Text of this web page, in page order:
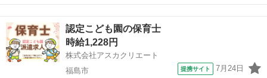
園にて 6時間～勤務できる 保育士と幼稚園教諭のお資格がある方を 募
集しています。 ◆定員60名 ◆子どもたちが毎日楽しくすごせて、 保
護者が安心できる保...認定こども園の保育士
時給1,228円
株式会社アスカクリエート
福島市
提携サイト 7月24日